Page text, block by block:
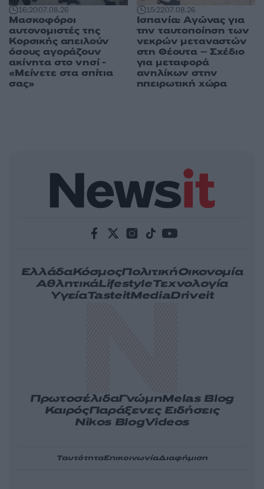
16:2007.08.26
Μασκοφόροι
αυτονομιστές της
Κορσικής απειλούν
όσους αγοράζουν
ακίνητα στο νησί -
«Μείνετε στα σπίτια
σας»
15:2207.08.26
Ισπανία: Αγώνας για
την ταυτοποίηση των
νεκρών μεταναστών
στη Θέουτα – Σχέδιο
για μεταφορά
ανηλίκων στην
ηπειρωτική χώρα
ΕλλάδαΚόσμοςΠολιτικήΟικονομία
ΑθλητικάLifestyleΤεχνολογία
ΥγείαTasteitMediaDriveit
ΠρωτοσέλιδαΓνώμηMelas Blog
ΚαιρόςΠαράξενες Ειδήσεις
Nikos BlogVideos
ΤαυτότηταΕπικοινωνίαΔιαφήμιση